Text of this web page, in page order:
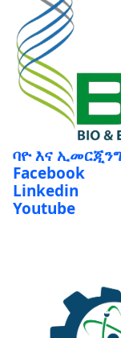
ባዮ እና
Facebook
Linkedin
Youtube